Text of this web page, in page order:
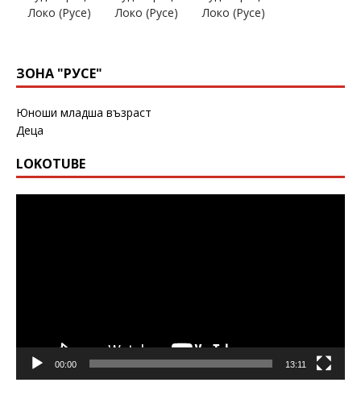
ЗОНА "РУСЕ"
Юноши младша възраст
Деца
LOKOTUBE
00:00 13:11